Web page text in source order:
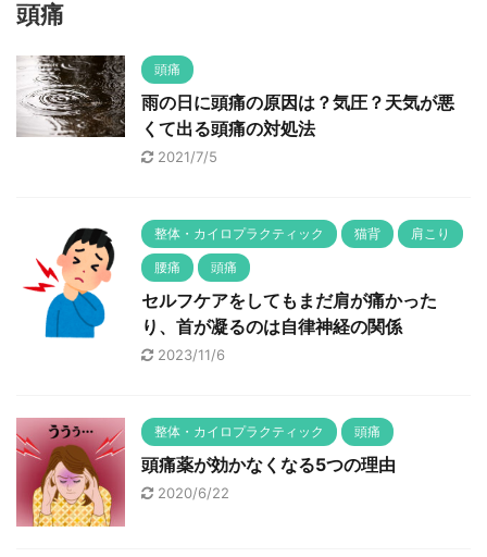
頭痛
頭痛
雨の日に頭痛の原因は？気圧？天気が悪
くて出る頭痛の対処法
2021/7/5
整体・カイロプラクティック 猫背 肩こり
腰痛 頭痛
セルフケアをしてもまだ肩が痛かった
り、首が凝るのは自律神経の関係
2023/11/6
整体・カイロプラクティック 頭痛
頭痛薬が効かなくなる5つの理由
2020/6/22